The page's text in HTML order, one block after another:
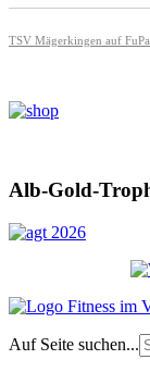
TSV Mägerkingen auf FuPa
Alb-Gold-
Auf Seite suchen...